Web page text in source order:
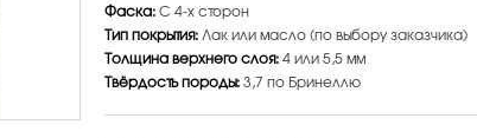
Фаска:С 4-х сторон
Тип покрытия:Лак или масло (по выбору заказчика)
Толщина верхнего слоя:4 или 5,5 мм
Твёрдость породы:3,7 по Бринеллю